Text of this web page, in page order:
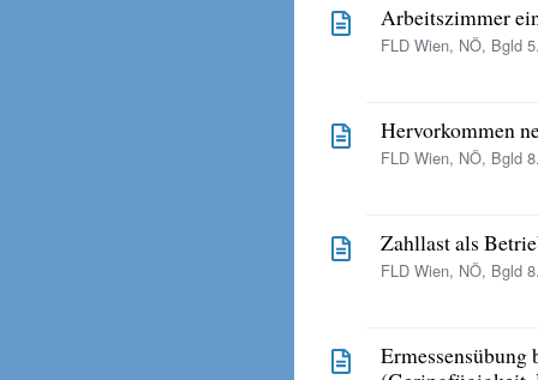
Arbeitszimmer
FLD Wien, NÖ, Bgld
Hervorkommen
FLD Wien, NÖ, Bgld
Zahllast als
FLD Wien, NÖ, Bgld